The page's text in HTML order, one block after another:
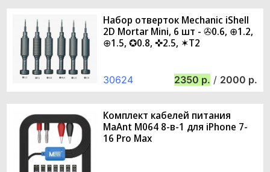
Набор отверток Mechanic iShell
2D Mortar Mini, 6 шт - ✇0.6, ⊕1.2,
⊕1.5, ✪0.8, ✜2.5, ✶T2
30624 2350 / 2000
Комплект кабелей питания
MaAnt M064 8-в-1 для iPhone 7-
16 Pro Max